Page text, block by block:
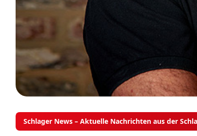
Schlager News – Aktuelle Nachrichten aus der